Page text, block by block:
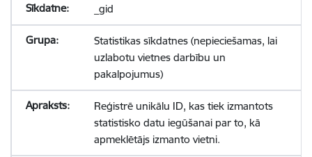
_gid
Statistikas sīkdatnes (nepieciešamas, lai
uzlabotu vietnes darbību un
pakalpojumus)
Reģistrē unikālu ID, kas tiek izmantots
statistisko datu iegūšanai par to, kā
apmeklētājs izmanto vietni.